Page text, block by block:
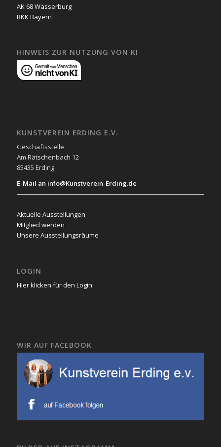
AK 68 Wasserburg
BKK Bayern
HINWEIS ZUR NUTZUNG VON KI
KUNSTVEREIN ERDING E.V.
Geschäftsstelle
Am Rätschenbach 12
85435 Erding
E-Mail an info@Kunstverein-Erding.de
Aktuelle Ausstellungen
Mitglied werden
Unsere Ausstellungsräume
LOGIN
Hier klicken für den Login
WIR AUF FACEBOOK